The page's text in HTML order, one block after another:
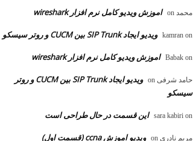
محمد اموزش ویدیو کامل نرم افزار wireshark
kamran on ویدیو ایجاد SIP Trunk بین CUCM و روتر سیسکو
Babak on اموزش ویدیو کامل نرم افزار wireshark
حامد شرفی
ویدیو ایجاد SIP Trunk بین CUCM و روتر
سیسکو
sara kabiri on این قسمت در حال طراحی است
مریم نادری ویدیو اموزش ccna (قسمت اول)